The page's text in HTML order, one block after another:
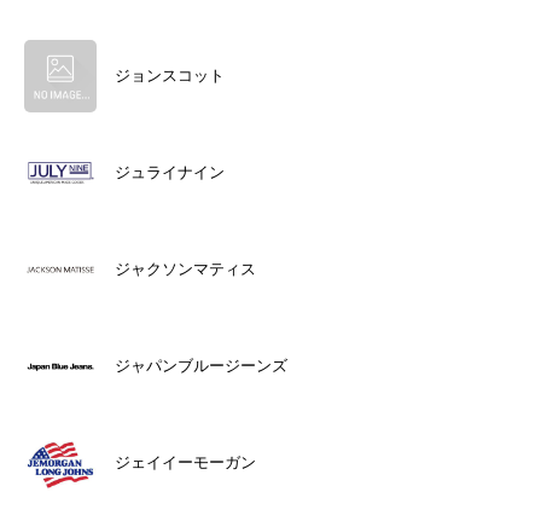
ジョンスコット
ジュライナイン
ジャクソンマティス
ジャパンブルージーンズ
ジェイイーモーガン